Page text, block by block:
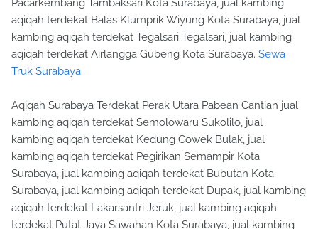
Pacarkembang Tambaksari Kota Surabaya, jual kambing
aqiqah terdekat Balas Klumprik Wiyung Kota Surabaya, jual
kambing aqiqah terdekat Tegalsari Tegalsari, jual kambing
aqiqah terdekat Airlangga Gubeng Kota Surabaya. Sewa
Truk Surabaya
Aqiqah Surabaya Terdekat Perak Utara Pabean Cantian jual
kambing aqiqah terdekat Semolowaru Sukolilo, jual
kambing aqiqah terdekat Kedung Cowek Bulak, jual
kambing aqiqah terdekat Pegirikan Semampir Kota
Surabaya, jual kambing aqiqah terdekat Bubutan Kota
Surabaya, jual kambing aqiqah terdekat Dupak, jual kambing
aqiqah terdekat Lakarsantri Jeruk, jual kambing aqiqah
terdekat Putat Jaya Sawahan Kota Surabaya, jual kambing